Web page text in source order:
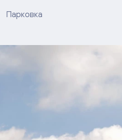
Парковка